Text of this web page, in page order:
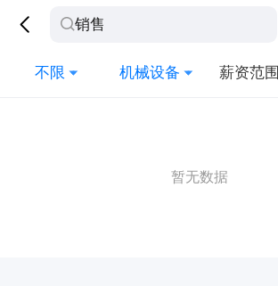
不限 机械设备 薪资范围
暂无数据